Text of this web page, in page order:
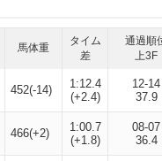
馬体重
タイム
差
通過順
上3F
452(-14)
1:12.4
(+2.4)
12-14
37.9
466(+2)
1:00.7
(+1.8)
08-07
36.4